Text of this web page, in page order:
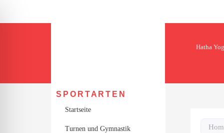
Hatha
SPORTARTEN
Startseite
Turnen und Gymnastik